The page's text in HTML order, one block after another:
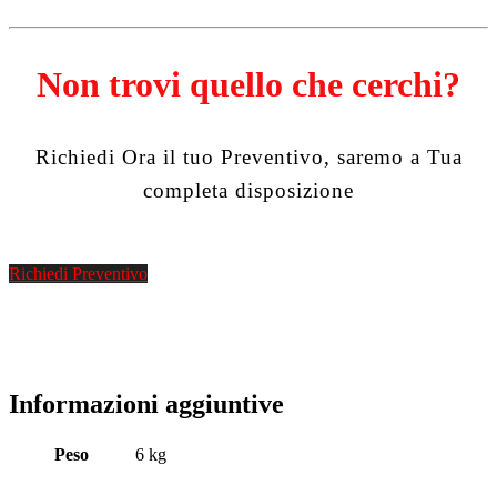
Non trovi quello che cerchi?
Richiedi Ora il tuo Preventivo, saremo a Tua
completa disposizione
Richiedi Preventivo
Informazioni aggiuntive
Peso 6 kg